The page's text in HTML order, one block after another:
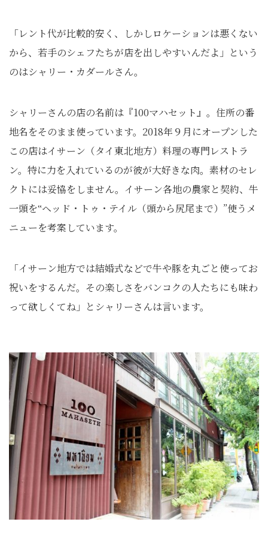
「レント代が比較的安く、しかしロケーションは悪くない
から、若手のシェフたちが店を出しやすいんだよ」という
のはシャリー・カダールさん。
シャリーさんの店の名前は『100マハセット』。住所の番
地名をそのまま使っています。2018年９月にオープンした
この店はイサーン（タイ東北地方）料理の専門レストラ
ン。特に力を入れているのが彼が大好きな肉。素材のセレ
クトには妥協をしません。イサーン各地の農家と契約、牛
一頭を‟ヘッド・トゥ・テイル（頭から尻尾まで）”使うメ
ニューを考案しています。
「イサーン地方では結婚式などで牛や豚を丸ごと使ってお
祝いをするんだ。その楽しさをバンコクの人たちにも味わ
って欲しくてね」とシャリーさんは言います。